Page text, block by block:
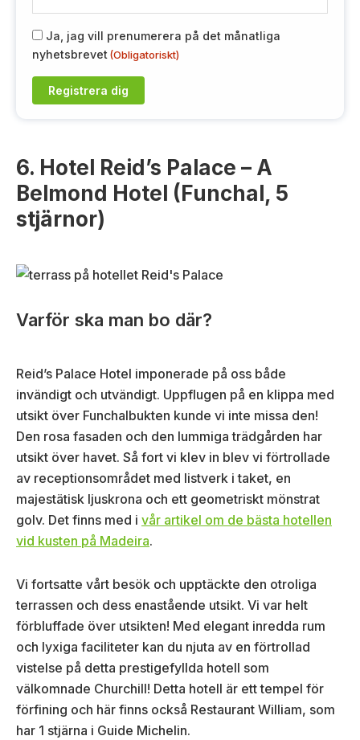
p
(
a
t
o
k
R
G
P
D
g
a
t
r
k
Ja, jag vill prenumerera på det månatliga
nyhetsbrevet(Obligatoriskt)
6. Hotel Reid’s Palace – A
Belmond Hotel (Funchal, 5
stjärnor)
Varför ska man bo där?
Reid’s Palace Hotel imponerade på oss både
invändigt och utvändigt. Uppflugen på en klippa med
utsikt över Funchalbukten kunde vi inte missa den!
Den rosa fasaden och den lummiga trädgården har
utsikt över havet. Så fort vi klev in blev vi förtrollade
av receptionsområdet med listverk i taket, en
majestätisk ljuskrona och ett geometriskt mönstrat
golv. Det finns med i vår artikel om de bästa hotellen
vid kusten på Madeira.
Vi fortsatte vårt besök och upptäckte den otroliga
terrassen och dess enastående utsikt. Vi var helt
förbluffade över utsikten! Med elegant inredda rum
och lyxiga faciliteter kan du njuta av en förtrollad
vistelse på detta prestigefyllda hotell som
välkomnade Churchill! Detta hotell är ett tempel för
förfining och här finns också Restaurant William, som
har 1 stjärna i Guide Michelin.